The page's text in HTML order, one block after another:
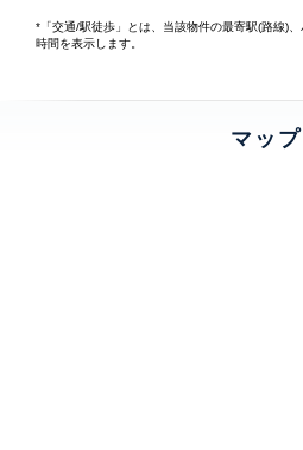
*「交通/駅徒歩」とは、当該物件の最寄駅(路線)
時間を表示します。
マップ